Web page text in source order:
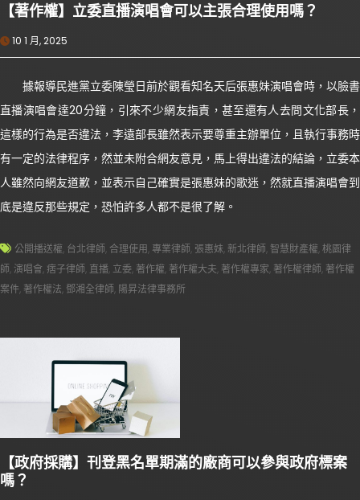
【著作權】立委直播演唱會可以主張合理使用嗎？
10 1 月, 2025
據報導民進黨立委陳瑩日前於觀看知名天后張惠妹演唱會時，以臉書
直播演唱會達20分鐘，引來不少網友指責，甚至還有人去問文化部長，
這樣的行為是否違法，李遠部長雖然表示要尊重主辦單位，且執行事務時
有一定的法律程序，然並未附合網友意見，馬上得出違法的結論，立委本
人雖然向網友道歉，並表示自己確實是張惠妹的歌迷，然就直播演唱會到
底是違反那些規定，恐怕許多人都不是很了解。
公開播送權, 台北律師, 合理使用, 專業律師, 張惠妹, 新北律師, 智慧財產權,桃園律
師, 演唱會, 痞子律師, 直播, 立委, 著作權, 著作權大夫, 著作權專家, 著作權律師, 著作權
案件, 著作權法, 鄧湘全律師, 陽昇法律事務所
【政府採購】刊登黑名單期滿的廠商可以參與政府標案
嗎？